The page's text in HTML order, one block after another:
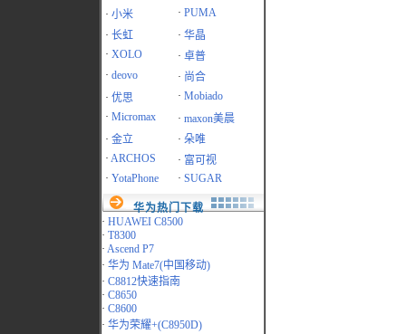
· 小米 · PUMA
· 长虹 · 华晶
· XOLO · 卓普
· deovo · 尚合
· 优思 · Mobiado
· Micromax · maxon美晨
· 金立 · 朵唯
· ARCHOS · 富可视
· YotaPhone · SUGAR
华为热门下载
· HUAWEI C8500
· T8300
· Ascend P7
· 华为 Mate7(中国移动)
· C8812快速指南
· C8650
· C8600
· 华为荣耀+(C8950D)